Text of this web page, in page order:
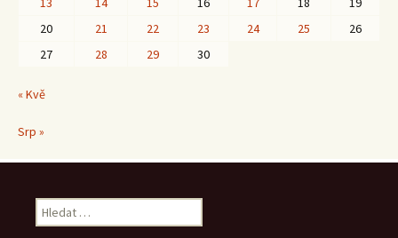
20
21 22 23 24 25
26
27
28 29 30
« Kvě
Srp »
Vyhledávání